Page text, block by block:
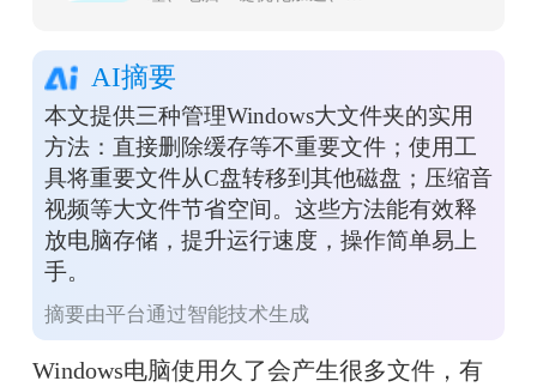
优化工具，轻松解决C盘爆
红问题
AI摘要
本文提供三种管理Windows大文件夹的实用
方法：直接删除缓存等不重要文件；使用工
具将重要文件从C盘转移到其他磁盘；压缩音
视频等大文件节省空间。这些方法能有效释
放电脑存储，提升运行速度，操作简单易上
手。
摘要由平台通过智能技术生成
Windows电脑使用久了会产生很多文件，有